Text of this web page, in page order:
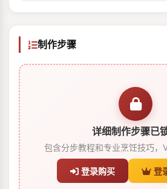
制作步骤
详细制作步骤已
包含分步教程和专业烹饪技巧，
登录购买 登